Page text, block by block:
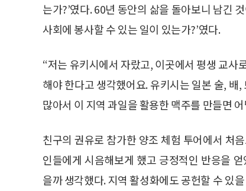
는가?’였다. 60년 동안의 삶을 돌아보니 남긴
사회에 봉사할 수 있는 일이 있는가?’였다.
“저는 유키시에서 자랐고, 이곳에서 평생 교사
해야 한다고 생각했어요. 유키시는 일본 술,
많아서 이 지역 과일을 활용한 맥주를 만들면
친구의 권유로 참가한 양조 체험 투어에서 처
인들에게 시음해보게 했고 긍정적인 반응을
을까 생각했다. 지역 활성화에도 공헌할 수 있